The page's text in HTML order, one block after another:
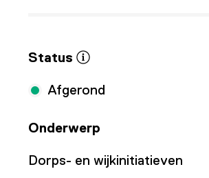
Status
Afgerond
Onderwerp
Dorps- en wijkinitiatieven